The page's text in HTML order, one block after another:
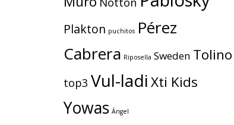
Plakton puchitos Pérez
Cabrera Riposella Sweden Tolino
top3 Vul-ladiXti Kids
Yowas Ángel